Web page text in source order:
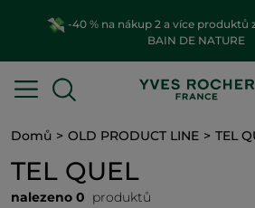
-40 % na nákup 2 a více produktů
BAIN DE NATURE
Domů OLD PRODUCT LINE TEL
TEL QUEL
nalezeno 0 produktů